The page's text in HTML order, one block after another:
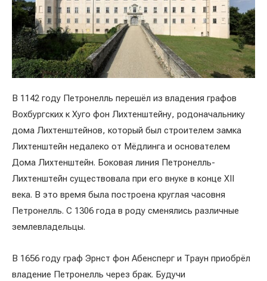
В 1142 году Петронелль перешёл из владения графов
Вохбургских к Хуго фон Лихтенштейну, родоначальнику
дома Лихтенштейнов, который был строителем замка
Лихтенштейн недалеко от Мёдлинга и основателем
Дома Лихтенштейн. Боковая линия Петронелль-
Лихтенштейн существовала при его внуке в конце XII
века. В это время была построена круглая часовня
Петронелль. С 1306 года в роду сменялись различные
землевладельцы.
В 1656 году граф Эрнст фон Абенсперг и Траун приобрёл
владение Петронелль через брак. Будучи